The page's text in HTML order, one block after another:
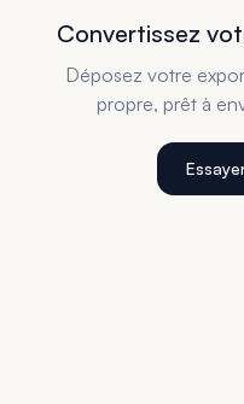
Convertissez
Déposez votre
propre, prêt à